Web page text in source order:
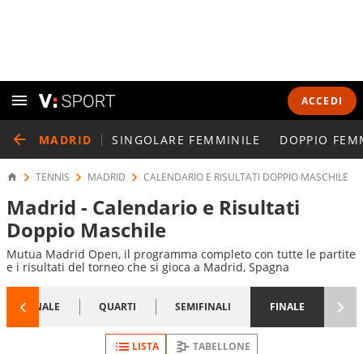
ACCEDI
MADRID SINGOLARE FEMMINILE DOPPIO
TENNIS MADRID CALENDARIO E RISULTATI DOPPIO MASCHILE
Madrid - Calendario e Risultati
Doppio Maschile
Mutua Madrid Open, il programma completo con tutte le partite
e i risultati del torneo che si gioca a Madrid, Spagna
1/8 FINALE QUARTI SEMIFINALI FINALE
LISTA TABELLONE